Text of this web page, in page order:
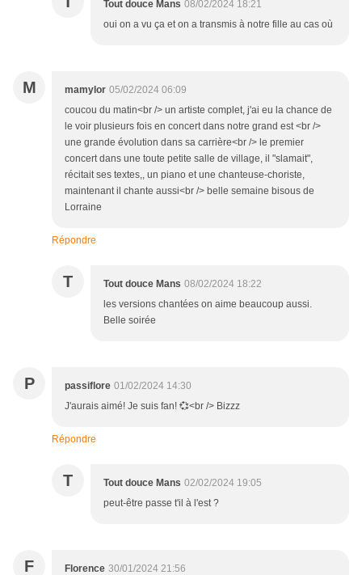
Tout douce Mans 08/02/2024 18:21
oui on a vu ça et on a transmis à notre fille au cas où
M mamylor 05/02/2024 06:09
coucou du matin<br /> un artiste complet, j'ai eu la chance de
le voir plusieurs fois en concert dans notre grand est <br />
une grande évolution dans sa carrière<br /> le premier
concert dans une toute petite salle de village, il "slamait",
récitait ses textes,, un piano et une chanteuse-choriste,
maintenant il chante aussi<br /> belle semaine bisous de
Lorraine
Répondre
T Tout douce Mans 08/02/2024 18:22
les versions chantées on aime beaucoup aussi.
Belle soirée
P passiflore 01/02/2024 14:30
J'aurais aimé! Je suis fan! 💞<br /> Bizzz
Répondre
T Tout douce Mans 02/02/2024 19:05
peut-être passe t'il à l'est ?
F Florence 30/01/2024 21:56